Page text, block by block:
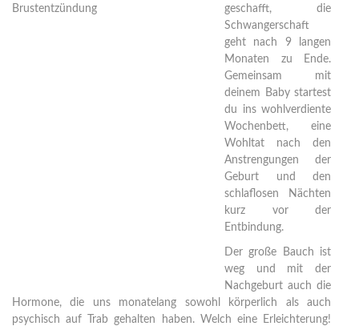
geschafft, die
Schwangerschaft
geht nach 9 langen
Monaten zu Ende.
Gemeinsam mit
deinem Baby startest
du ins wohlverdiente
Wochenbett, eine
Wohltat nach den
Anstrengungen der
Geburt und den
schlaflosen Nächten
kurz vor der
Entbindung.
Der große Bauch ist
weg und mit der
Nachgeburt auch die
Hormone, die uns monatelang sowohl körperlich als auch
psychisch auf Trab gehalten haben. Welch eine Erleichterung!